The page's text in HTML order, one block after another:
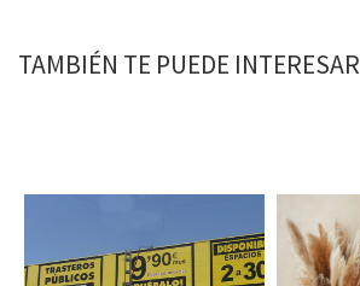
TAMBIÉN TE PUEDE INTERESAR